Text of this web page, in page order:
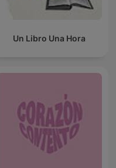
Un Libro Una Hora